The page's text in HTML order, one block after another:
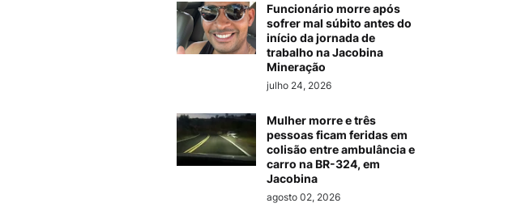
Funcionário morre após
sofrer mal súbito antes do
início da jornada de
trabalho na Jacobina
Mineração
julho 24, 2026
Mulher morre e três
pessoas ficam feridas em
colisão entre ambulância e
carro na BR-324, em
Jacobina
agosto 02, 2026